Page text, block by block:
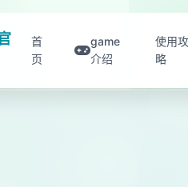
首
页
game
介绍
使用攻
略